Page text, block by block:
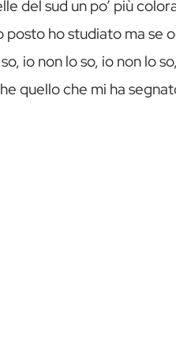
del sud un po’ più
posto ho studiato ma se
io non lo so, io non lo so,
quello che mi ha